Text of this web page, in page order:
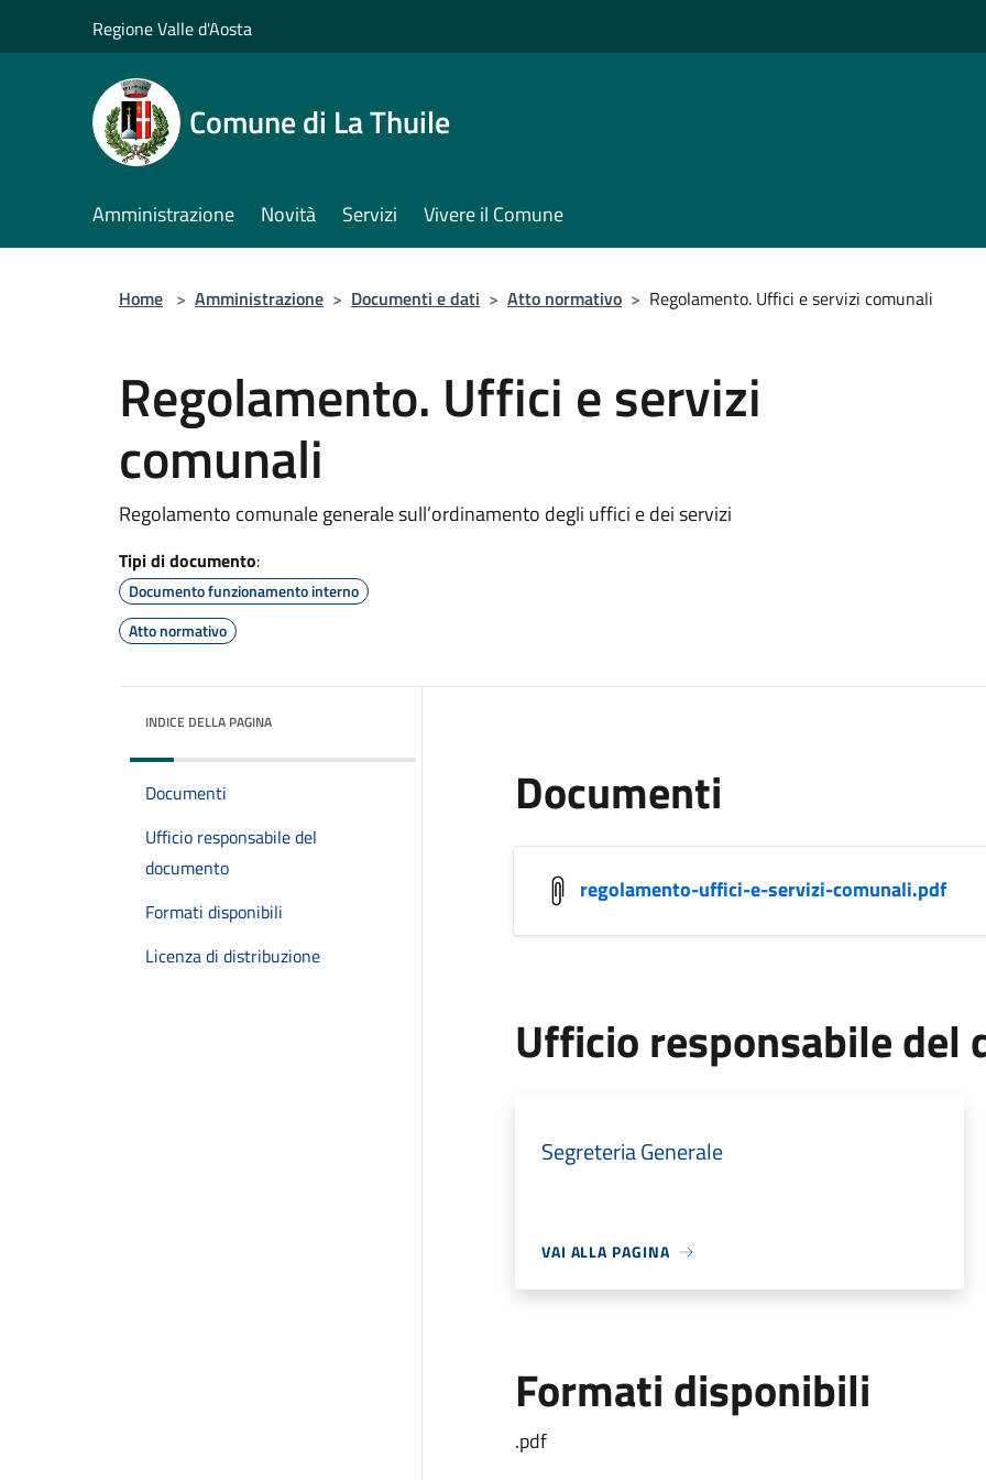
Regione Valle d'Aosta
Comune di La Thuile
Amministrazione Novità Servizi Vivere il Comune
Home > Amministrazione > Documenti e dati > Atto normativo > Regolamento. Uffici e servizi comunali
Regolamento. Uffici e servizi
comunali
Regolamento comunale generale sull’ordinamento degli uffici e dei servizi
Tipi di documento:
Documento funzionamento interno
Atto normativo
INDICE DELLA PAGINA
Documenti
Ufficio responsabile del
documento
Formati disponibili
Licenza di distribuzione
Documenti
regolamento-uffici-e-servizi-comunali.pdf
Ufficio responsabile del
Segreteria Generale
VAI ALLA PAGINA
Formati disponibili
.pdf